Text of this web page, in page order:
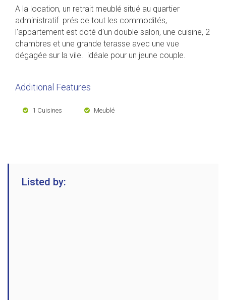
A la location, un retrait meublé situé au quartier
administratif prés de tout les commodités,
l'appartement est doté d'un double salon, une cuisine, 2
chambres et une grande terasse avec une vue
dégagée sur la vile. idéale pour un jeune couple.
Additional Features
1 Cuisines Meublé
Listed by: